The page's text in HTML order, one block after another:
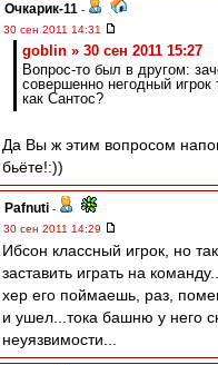
Очкарик-11 -
30 сен 2011 14:31
goblin » 30 сен 2011 15:27
Вопрос-то был в другом:
совершенно негодный игрок
как Сантос?
Да Вы ж этим вопросом
бьёте!:))
Pafnuti -
30 сен 2011 14:29
Ибсон классный игрок, но
заставить играть на
хер его поймаешь, раз,
и ушел...тока башню у него
неуязвимости...